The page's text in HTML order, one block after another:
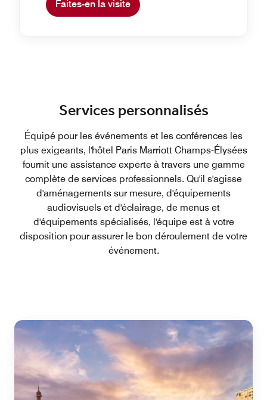
Faites-en la visite
Services personnalisés
Équipé pour les événements et les conférences les
plus exigeants, l'hôtel Paris Marriott Champs-Élysées
fournit une assistance experte à travers une gamme
complète de services professionnels. Qu'il s'agisse
d'aménagements sur mesure, d'équipements
audiovisuels et d'éclairage, de menus et
d'équipements spécialisés, l'équipe est à votre
disposition pour assurer le bon déroulement de votre
événement.